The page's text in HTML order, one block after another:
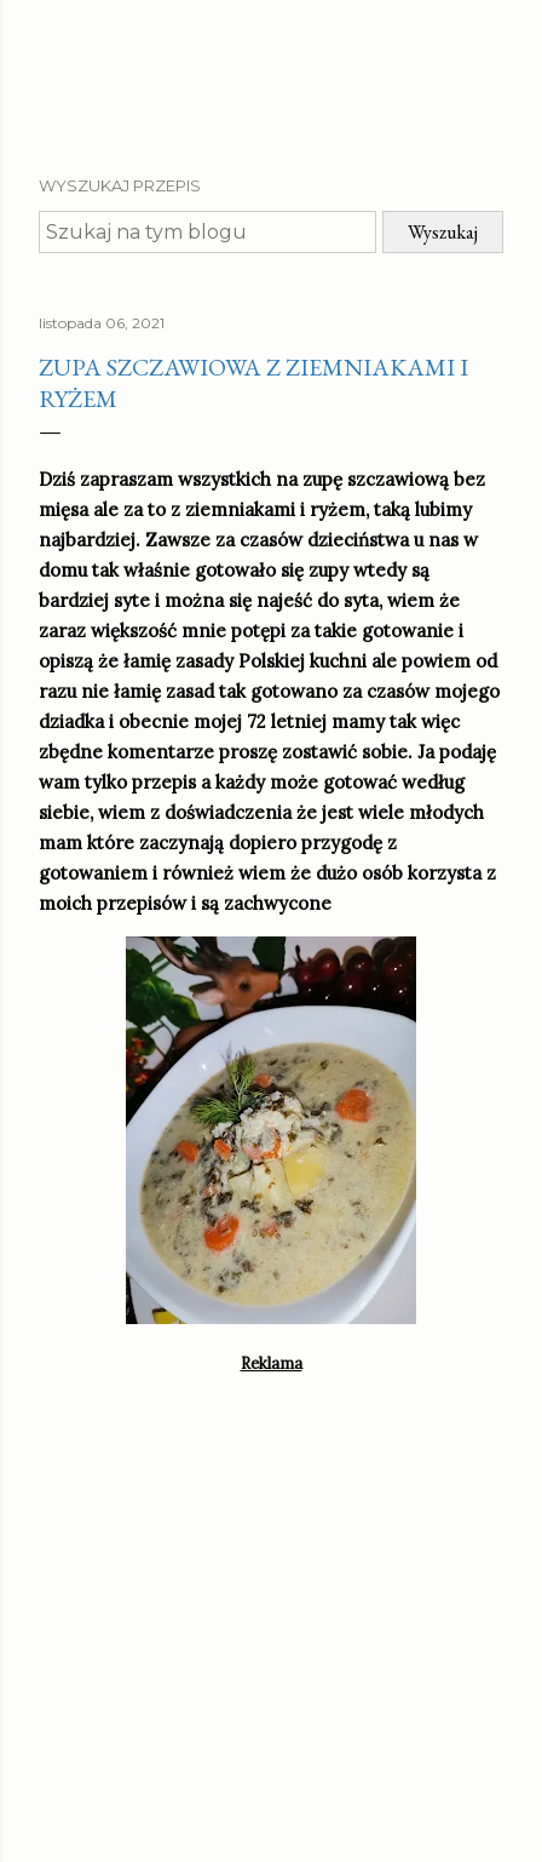
WYSZUKAJ PRZEPIS
listopada 06, 2021
ZUPA SZCZAWIOWA Z ZIEMNIAKAMI I
RYŻEM
Dziś zapraszam wszystkich na zupę szczawiową bez
mięsa ale za to z ziemniakami i ryżem, taką lubimy
najbardziej. Zawsze za czasów dzieciństwa u nas w
domu tak właśnie gotowało się zupy wtedy są
bardziej syte i można się najeść do syta, wiem że
zaraz większość mnie potępi za takie gotowanie i
opiszą że łamię zasady Polskiej kuchni ale powiem od
razu nie łamię zasad tak gotowano za czasów mojego
dziadka i obecnie mojej 72 letniej mamy tak więc
zbędne komentarze proszę zostawić sobie. Ja podaję
wam tylko przepis a każdy może gotować według
siebie, wiem z doświadczenia że jest wiele młodych
mam które zaczynają dopiero przygodę z
gotowaniem i również wiem że dużo osób korzysta z
moich przepisów i są zachwycone